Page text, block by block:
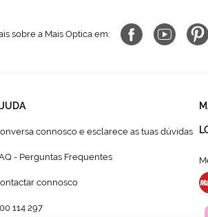
sobre a Mais Optica em:
Conversa connosco e esclarece as tuas dúvidas
- Perguntas Frequentes
connosco
114 297